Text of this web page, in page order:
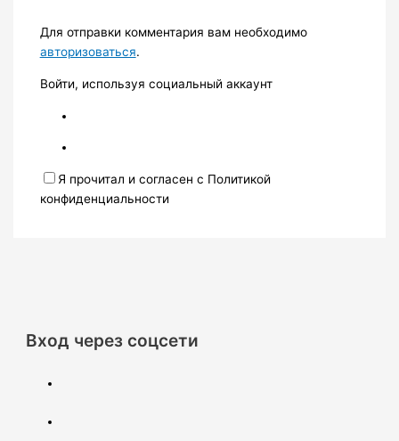
Для отправки комментария вам необходимо
авторизоваться.
Войти, используя социальный аккаунт
Я прочитал и согласен с Политикой
конфиденциальности
Вход через соцсети